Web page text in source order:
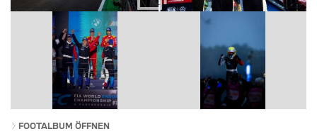
FOOTALBUM ÖFFNEN